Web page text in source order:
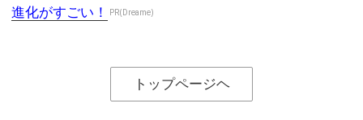
進化がすごい！
PR(Dreame)
トップページヘ